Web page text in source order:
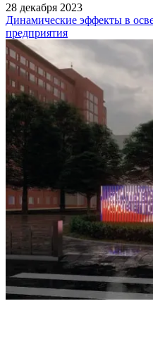
28 декабря 2023
Динамические эффекты в
предприятия